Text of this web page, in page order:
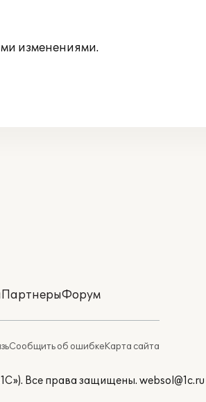
изменениями.
ПартнерыФорум
Сообщить об ошибкеКарта сайта
Все права защищены. websol@1c.ru